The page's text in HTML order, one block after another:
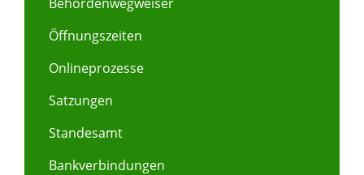
Öffnungszeiten
Onlineprozesse
Satzungen
Standesamt
Bankverbindungen